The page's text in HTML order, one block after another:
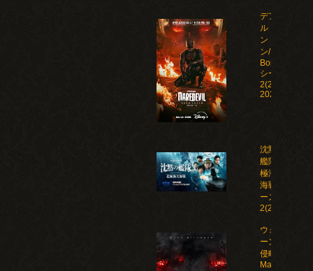
デアデビ
ル：ボー
ン・アゲイ
ン/Daredevil:
Born Again
シーズン1-
2(2025-
2026)
沈黙の
艦隊 北
極海大
海戦 シ
ーズン
2(2026)
ウォー・マシ
ーン: 未知な
侵略者/War